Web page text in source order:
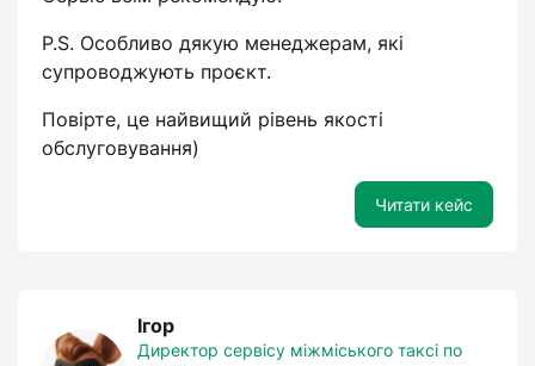
P.S. Особливо дякую менеджерам, які
супроводжують проєкт.
Повірте, це найвищий рівень якості
обслуговування)
Читати кейс
Ігор
Директор сервісу міжміського таксі по